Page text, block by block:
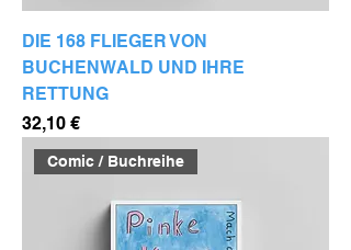
DIE 168 FLIEGER VON
BUCHENWALD UND IHRE
RETTUNG
Preis
32,10 €
Comic / Buchreihe